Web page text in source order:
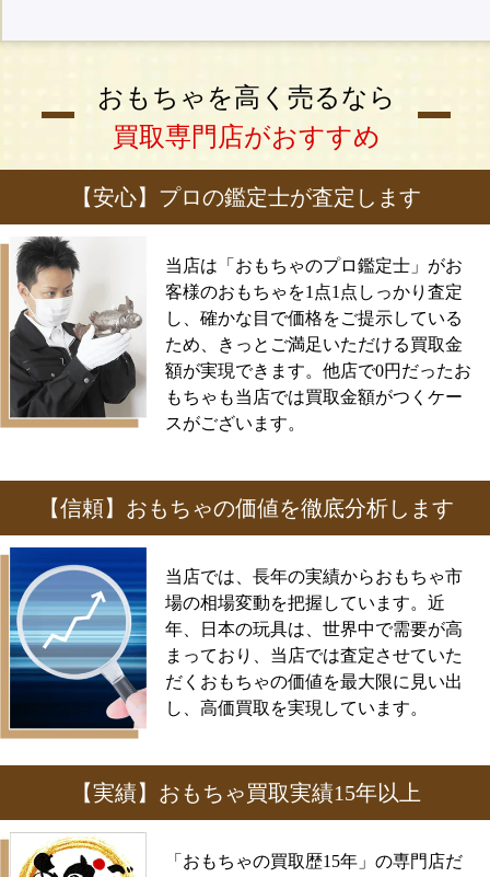
おもちゃを高く売るなら
買取専門店がおすすめ
【安心】プロの鑑定士が査定します
当店は「おもちゃのプロ鑑定士」がお
客様のおもちゃを1点1点しっかり査定
し、確かな目で価格をご提示している
ため、きっとご満足いただける買取金
額が実現できます。他店で0円だったお
もちゃも当店では買取金額がつくケー
スがございます。
【信頼】おもちゃの価値を徹底分析します
当店では、長年の実績からおもちゃ市
場の相場変動を把握しています。近
年、日本の玩具は、世界中で需要が高
まっており、当店では査定させていた
だくおもちゃの価値を最大限に見い出
し、高価買取を実現しています。
【実績】おもちゃ買取実績15年以上
「おもちゃの買取歴15年」の専門店だ